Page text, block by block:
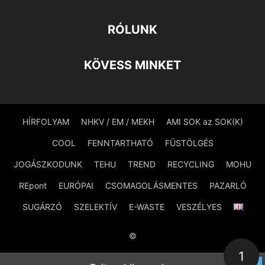
RÓLUNK
KÖVESS MINKET
HÍRFOLYAM NHKV / EM / MEKH AMI SOK az SOK(K)
COOL FENNTARTHATÓ FÜSTÖLGÉS
JOGÁSZKODUNK TEHU TREND RECYCLING MOHU
REpont EURÓPAI CSOMAGOLÁSMENTES PAZARLÓ
SUGÁRZÓ SZELEKTÍV E-WASTE VESZÉLYES
©
1